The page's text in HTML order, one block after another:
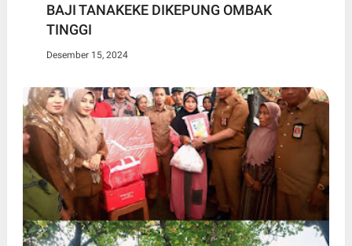
BAJI TANAKEKE DIKEPUNG OMBAK
TINGGI
Desember 15, 2024